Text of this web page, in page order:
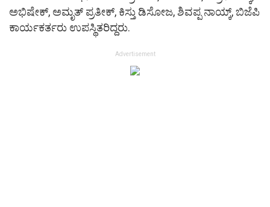
ಅಭಿಷೇಕ್, ಅಮೃತ್ ಪ್ರತೀಕ್, ಕಿಸ್ತು ಡಿಸೋಜ, ಶಿವಪ್ಪ ನಾಯ್ಕ್, ಬಿಜೆಪಿ
ಕಾರ್ಯಕರ್ತರು ಉಪಸ್ಥಿತರಿದ್ದರು.
Advertisement